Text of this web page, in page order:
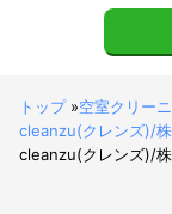
トップ»空室クリー
cleanzu(クレンズ)/
cleanzu(クレンズ)/